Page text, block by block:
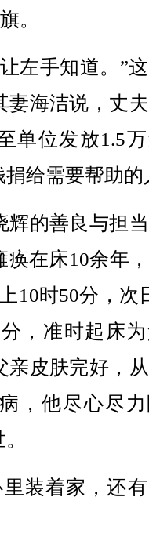
。
手知道。”
妻海洁说，丈
单位发放1.5
给需要帮助的
的善良与担
痪在床10余年
10时50分，次
，准时起床
亲皮肤完好，
，他尽心尽
装着家，还有